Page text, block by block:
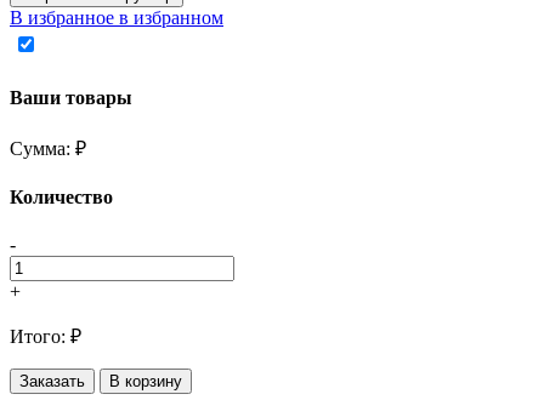
В избранное в избранном
Ваши товары
Сумма: ₽
Количество
-
+
Итого: ₽
Заказать В корзину